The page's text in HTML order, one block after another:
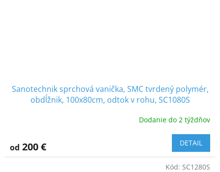
Sanotechnik sprchová vanička, SMC tvrdený polymér,
obdĺžnik, 100x80cm, odtok v rohu, SC1080S
Dodanie do 2 týždňov
od 200 € DETAIL
Kód: SC1280S